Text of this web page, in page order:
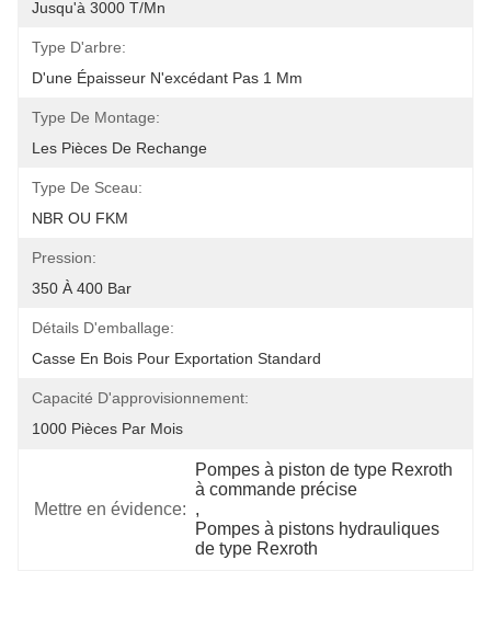
Jusqu'à 3000 T/mn
Type D'arbre:
D'une Épaisseur N'excédant Pas 1 Mm
Type De Montage:
Les Pièces De Rechange
Type De Sceau:
NBR OU FKM
Pression:
350 À 400 Bar
Détails D'emballage:
Casse En Bois Pour Exportation Standard
Capacité D'approvisionnement:
1000 Pièces Par Mois
Mettre en évidence:
Pompes à piston de type Rexroth
à commande précise
,
Pompes à pistons hydrauliques
de type Rexroth